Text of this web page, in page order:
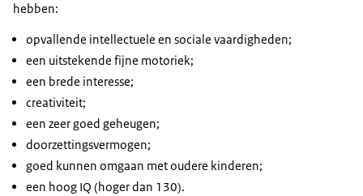
hebben:
opvallende intellectuele en sociale vaardigheden;
een uitstekende fijne motoriek;
een brede interesse;
creativiteit;
een zeer goed geheugen;
doorzettingsvermogen;
goed kunnen omgaan met oudere kinderen;
een hoog IQ (hoger dan 130).